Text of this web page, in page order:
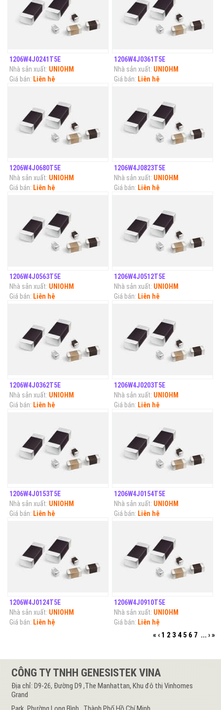
1206W4J0241T5E
Nhà sản xuất: UNIOHM
Giá bán: Liên hệ
1206W4J0361T5E
Nhà sản xuất: UNIOHM
Giá bán: Liên hệ
1206W4J0680T5E
Nhà sản xuất: UNIOHM
Giá bán: Liên hệ
1206W4J0823T5E
Nhà sản xuất: UNIOHM
Giá bán: Liên hệ
1206W4J0563T5E
Nhà sản xuất: UNIOHM
Giá bán: Liên hệ
1206W4J0512T5E
Nhà sản xuất: UNIOHM
Giá bán: Liên hệ
1206W4J0362T5E
Nhà sản xuất: UNIOHM
Giá bán: Liên hệ
1206W4J0203T5E
Nhà sản xuất: UNIOHM
Giá bán: Liên hệ
1206W4J0153T5E
Nhà sản xuất: UNIOHM
Giá bán: Liên hệ
1206W4J0154T5E
Nhà sản xuất: UNIOHM
Giá bán: Liên hệ
1206W4J0124T5E
Nhà sản xuất: UNIOHM
Giá bán: Liên hệ
1206W4J0910T5E
Nhà sản xuất: UNIOHM
Giá bán: Liên hệ
« ‹ 1 2 3 4 5 6 7 ... ›»
CÔNG TY TNHH GENESISTEK VINA
Địa chỉ: D9-26, Đường D9 ,The Manhattan, Khu đô thị Vinhomes
Grand